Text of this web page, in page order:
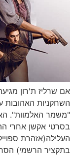
אם שרליז ת'רון
השחקניות
"משמר האלמוות".
בסרטי אקשן אחרי
העלילה(אזהרת
בתקציר הרשמי)